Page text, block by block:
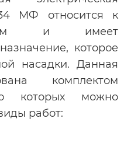
МФ относится к
и имеет
которое
насадки. Данная
комплектом
которых можно
работ: